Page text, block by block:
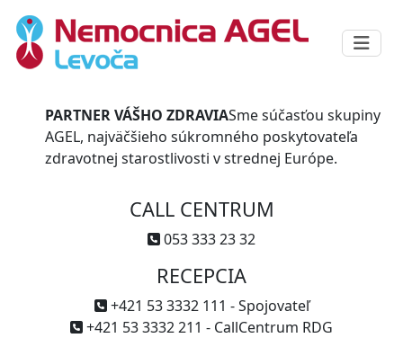
PARTNER VÁŠHO ZDRAVIASme súčasťou skupiny
AGEL, najväčšieho súkromného poskytovateľa
zdravotnej starostlivosti v strednej Európe.
CALL CENTRUM
053 333 23 32
RECEPCIA
+421 53 3332 111 - Spojovateľ
+421 53 3332 211 - CallCentrum RDG